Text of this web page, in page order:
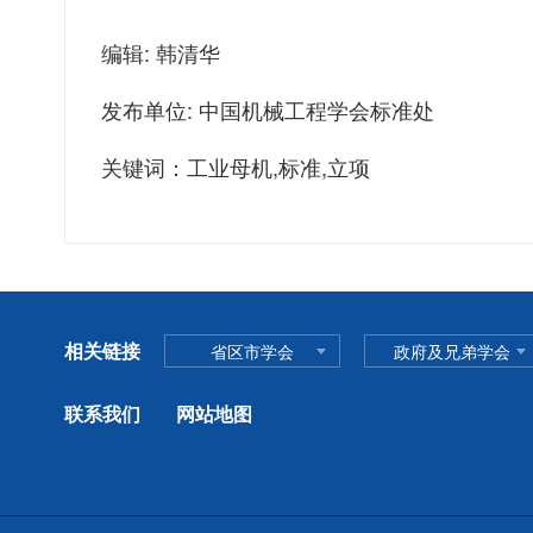
编辑: 韩清华
发布单位: 中国机械工程学会标准处
关键词：工业母机,标准,立项
相关链接 省区市学会 政府及兄弟学会
联系我们 网站地图